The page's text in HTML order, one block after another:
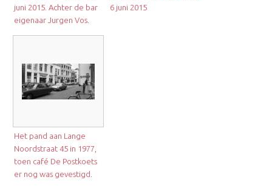
juni 2015. Achter de bar
eigenaar Jurgen Vos
6 juni 2015
Het pand aan Lange
Noordstraat 45 in 1977,
toen café De Postkoets
er nog was gevestigd